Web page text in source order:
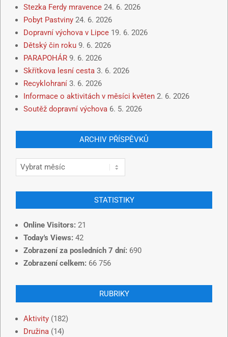
Stezka Ferdy mravence 24. 6. 2026
Pobyt Pastviny 24. 6. 2026
Dopravní výchova v Lipce 19. 6. 2026
Dětský čin roku 9. 6. 2026
PARAPOHÁR 9. 6. 2026
Skřítkova lesní cesta 3. 6. 2026
Recyklohraní 3. 6. 2026
Informace o aktivitách v měsíci květen 2. 6. 2026
Soutěž dopravní výchova 6. 5. 2026
ARCHIV PŘÍSPĚVKŮ
STATISTIKY
Online Visitors: 21
Today's Views: 42
Zobrazení za posledních 7 dní: 690
Zobrazení celkem: 66 756
RUBRIKY
Aktivity (182)
Družina (14)